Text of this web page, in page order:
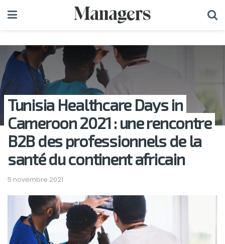
Tunisia Healthcare Days in
Cameroon 2021 : une rencontre
B2B des professionnels de la
santé du continent africain
5 novembre 2021